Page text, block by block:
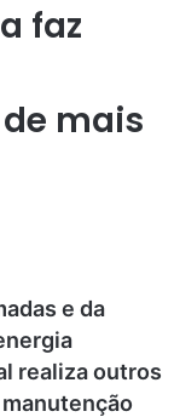
faz
mais
e da
realiza outros